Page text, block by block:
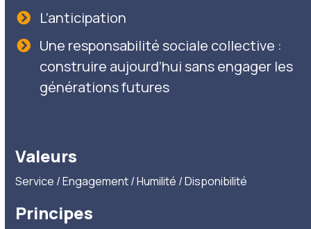
L’anticipation
Une responsabilité sociale collective :
construire aujourd’hui sans engager les
générations futures
Valeurs
Service / Engagement / Humilité / Disponibilité
Principes